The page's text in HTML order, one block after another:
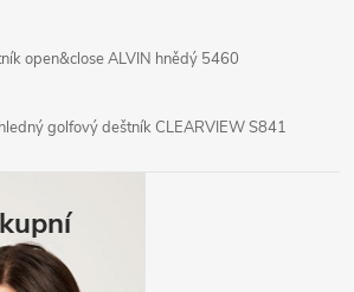
open&close ALVIN hnědý 5460
golfový deštník CLEARVIEW S841